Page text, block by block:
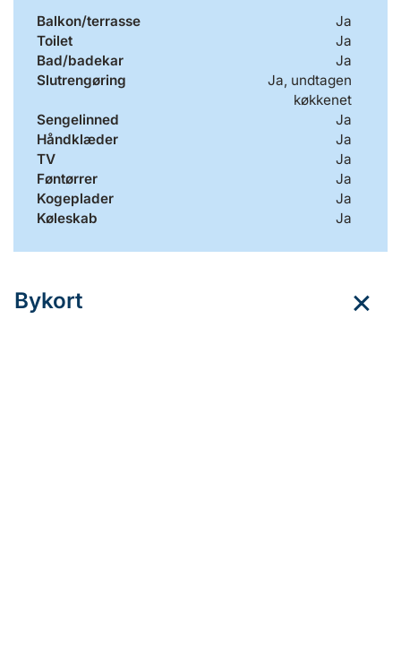
Balkon/terrasse
Ja
Toilet
Ja
Bad/badekar
Ja
Slutrengøring
Ja, undtagen
køkkenet
Sengelinned
Ja
Håndklæder
Ja
TV
Ja
Føntørrer
Ja
Kogeplader
Ja
Køleskab
Ja
Bykort